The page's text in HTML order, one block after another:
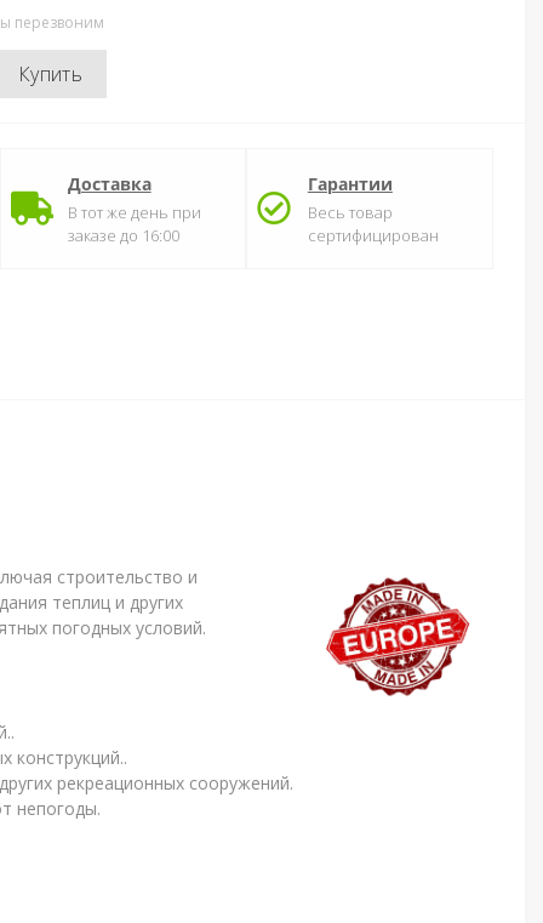
перезвоним
Купить
Доставка
В тот же день при
заказе до 16:00
Гарантии
Весь товар
сертифицирован
строительство и
теплиц и других
погодных условий.
конструкций..
рекреационных сооружений.
непогоды.